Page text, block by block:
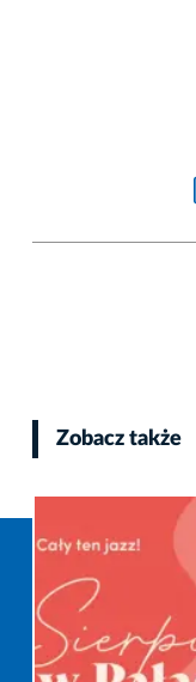
Zobacz także